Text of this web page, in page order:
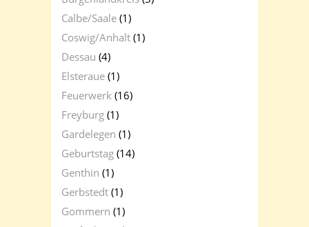
Calbe/Saale (1)
Coswig/Anhalt (1)
Dessau (4)
Elsteraue (1)
Feuerwerk (16)
Freyburg (1)
Gardelegen (1)
Geburtstag (14)
Genthin (1)
Gerbstedt (1)
Gommern (1)